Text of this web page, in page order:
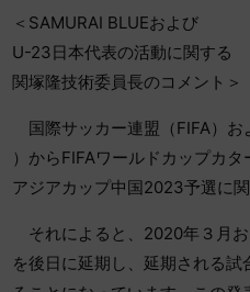
＜SAMURAI BLUEおよび
U-23日本代表の活動に関する
関塚隆技術委員長のコメント＞
国際サッカー連盟（FIFA）お
）からFIFAワールドカップカ
アジアカップ中国2023予選に
それによると、2020年３月
を後日に延期し、延期される